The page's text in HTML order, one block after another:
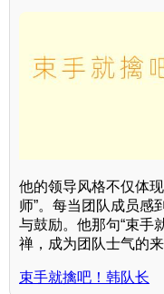
他的领导风格不仅体
师”。每当团队成员感
与鼓励。他那句“束手
禅，成为团队士气的来
束手就擒吧！韩队长